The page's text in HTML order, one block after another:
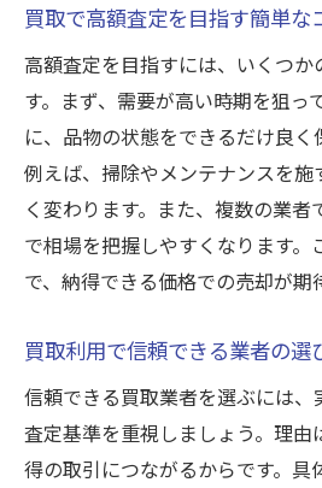
買取で遺品整理の負担を
ス
買取業者の対応力が遺
買取と遺品整理を両立
買取の査定で納得感を得る
買取査定額に納得する
買取で査定基準を理解し
買取で納得できる説明を
術
買取業者と査定内容の
買取後のトラブル回避
買取で高額査定を目指す簡単な
高額査定を目指すには、いくつか
す。まず、需要が高い時期を狙っ
に、品物の状態をできるだけ良く
例えば、掃除やメンテナンスを施
く変わります。また、複数の業者
で相場を把握しやすくなります。
で、納得できる価格での売却が期
買取利用で信頼できる業者の選
信頼できる買取業者を選ぶには
査定基準を重視しましょう。理由
得の取引につながるからです。具